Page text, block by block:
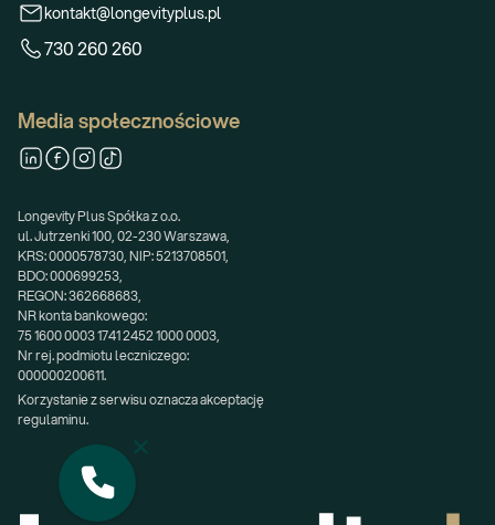
kontakt@longevityplus.pl
730 260 260
Media społecznościowe
Longevity Plus Spółka z o.o.
ul. Jutrzenki 100, 02-230 Warszawa,
KRS: 0000578730, NIP: 5213708501,
BDO: 000699253,
REGON: 362668683,
NR konta bankowego:
75 1600 0003 1741 2452 1000 0003,
Nr rej. podmiotu leczniczego:
000000200611.
Korzystanie z serwisu oznacza akceptację
regulaminu.